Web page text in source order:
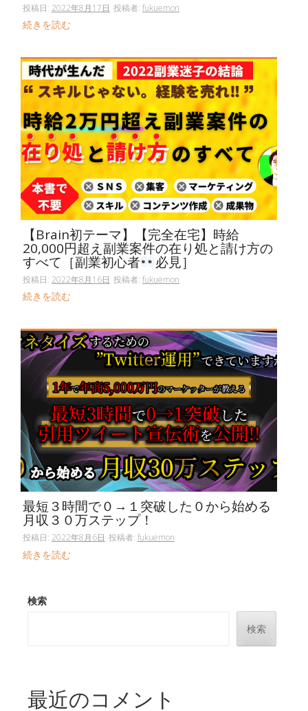
投稿日: 2022年8月17日 投稿者: fukuemon
続きを読む
【Brain初テーマ】【完全在宅】時給
20,000円超え副業案件の在り処と請け方の
すべて［副業初心者 必見］
投稿日: 2022年8月16日 投稿者: fukuemon
続きを読む
最短３時間で０→１突破した０から始める
月収３０万ステップ！
投稿日: 2022年8月6日 投稿者: fukuemon
続きを読む
検索
検索
最近のコメント